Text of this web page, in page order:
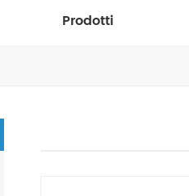
Prodotti